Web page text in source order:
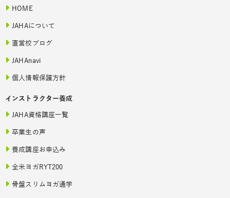
HOME
JAHAについて
直営校ブログ
JAHAnavi
個人情報保護方針
インストラクター養成
JAHA資格講座一覧
卒業生の声
養成講座お申込み
全米ヨガRYT200
骨盤スリムヨガ通学